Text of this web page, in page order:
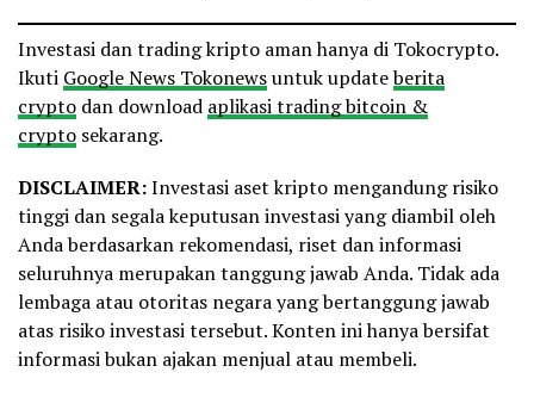
Investasi dan trading kripto aman hanya di Tokocrypto.
Ikuti Google News Tokonewsuntuk updateberita
crypto dan download aplikasi trading bitcoin &
crypto sekarang.
DISCLAIMER:Investasi aset kripto mengandung risiko
tinggi dan segala keputusan investasi yang diambil oleh
Anda berdasarkan rekomendasi, riset dan informasi
seluruhnya merupakan tanggung jawab Anda. Tidak ada
lembaga atau otoritas negara yang bertanggung jawab
atas risiko investasi tersebut. Konten ini hanya bersifat
informasi bukan ajakan menjual atau membeli.